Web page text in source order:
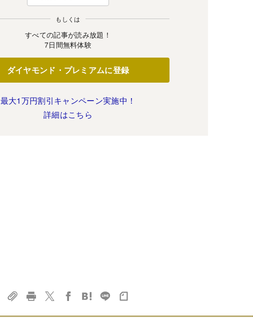
もしくは
すべての記事が読み放題！
7日間無料体験
ダイヤモンド・プレミアムに登録
最大1万円割引キャンペーン実施中！
詳細はこちら